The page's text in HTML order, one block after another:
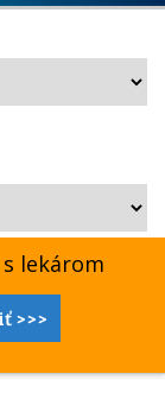
lekárom
>>>